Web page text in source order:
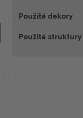
Použité dekory
Použité struktury